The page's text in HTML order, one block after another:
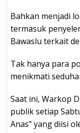
Bahkan menjadi
termasuk
Bawaslu terkait
Tak hanya para
menikmati
Saat ini, Warkop
publik setiap
Anas” yang diisi